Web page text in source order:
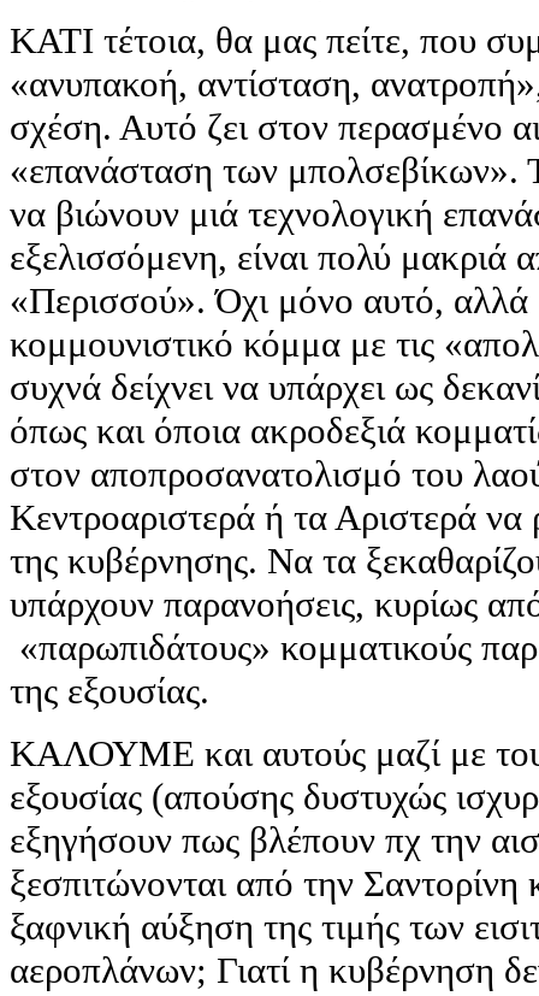
ΚΑΤΙ τέτοια, θα μας πείτε, που
«ανυπακοή, αντίσταση,
σχέση. Αυτό ζει στον περασμένο
«επανάσταση των μπολσεβίκων».
να βιώνουν μιά τεχνολογική
εξελισσόμενη, είναι πολύ μακριά
«Περισσού». Όχι μόνο αυτό, αλλά
κομμουνιστικό κόμμα με τις
συχνά δείχνει να υπάρχει ως
όπως και όποια ακροδεξιά
στον αποπροσανατολισμό του
Κεντροαριστερά ή τα Αριστερά να
της κυβέρνησης. Να τα
υπάρχουν παρανοήσεις, κυρίως
«παρωπιδάτους» κομματικούς
της εξουσίας.
ΚΑΛΟΥΜΕ και αυτούς μαζί με τους
εξουσίας (απούσης δυστυχώς
εξηγήσουν πως βλέπουν πχ την
ξεσπιτώνονται από την
ξαφνική αύξηση της τιμής των
αεροπλάνων; Γιατί η κυβέρνηση